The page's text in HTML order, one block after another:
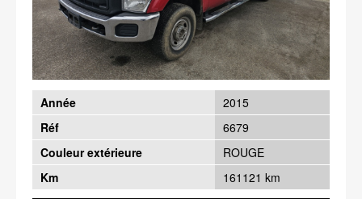
Année
2015
Réf
6679
Couleur extérieure
ROUGE
Km
161121 km